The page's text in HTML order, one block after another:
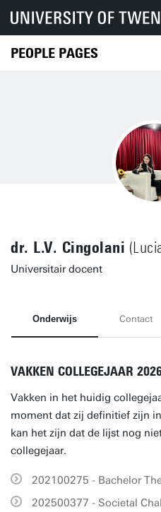
PEOPLE PAGES
dr. L.V. Cingolani
Universitair docent
Onderwijs Contact
VAKKEN COLLEGEJAAR
Vakken in het huidig
moment dat zij definitief zijn
kan het zijn dat de lijst nog
collegejaar.
202100275 - Bachelor
202500377 - Societal